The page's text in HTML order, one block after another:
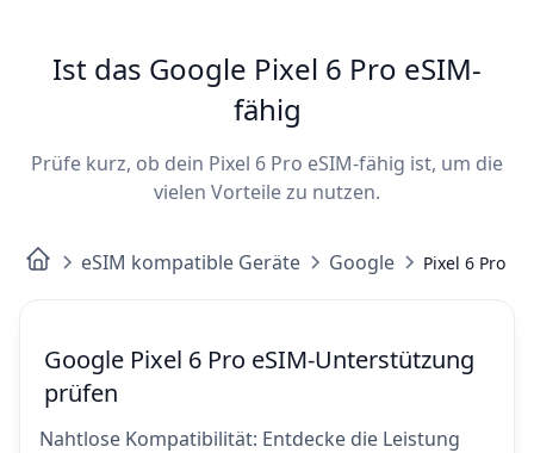
Ist das Google Pixel 6 Pro eSIM-
fähig
Prüfe kurz, ob dein Pixel 6 Pro eSIM-fähig ist, um die
vielen Vorteile zu nutzen.
eSIM kompatible Geräte Google Pixel 6 Pro
Google Pixel 6 Pro eSIM-Unterstützung
prüfen
Nahtlose Kompatibilität: Entdecke die Leistung